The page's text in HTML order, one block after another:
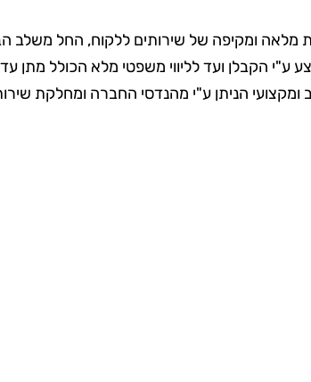
ומקיפה של שירותים ללקוח, החל משלב
ע"י הקבלן ועד לליווי משפטי מלא הכולל
ומקצועי הניתן ע"י מהנדסי החברה ומחלקת